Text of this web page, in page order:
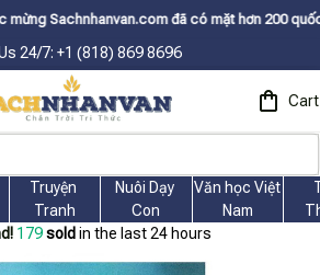
đã có mặt hơn 200 quốc gia như Mỹ,
24/7: +1 (818) 869 8696
Cart
Truyện
Tranh
Nuôi Dạy
Con
Văn học Việt
Nam
179 sold in the last 24 hours